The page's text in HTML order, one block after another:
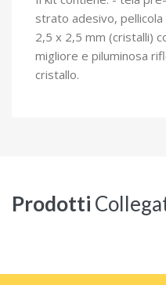
strato adesivo,
2,5 x 2,5 mm (cristalli)
migliore e piluminosa
cristallo.
Prodotti